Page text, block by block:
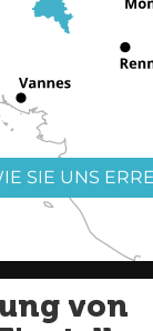
SIE UNS
Links
von